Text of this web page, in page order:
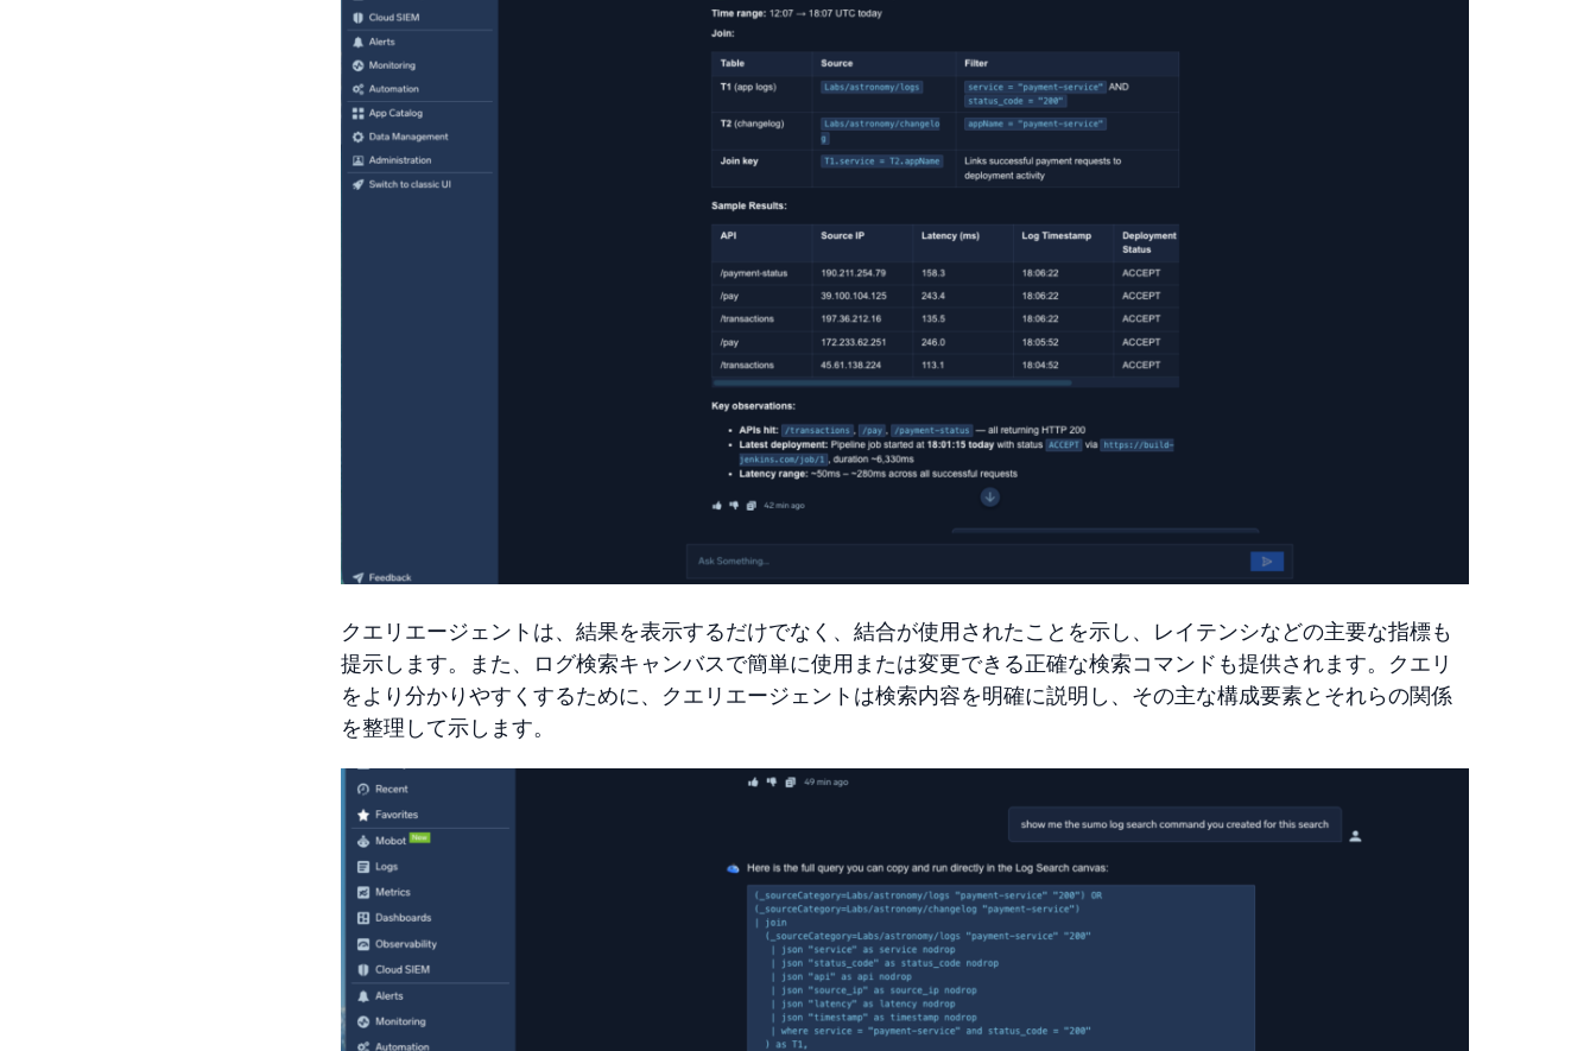
クエリエージェントは、結果を表示するだけでなく、結合が使用されたことを示し、レイテンシなどの主要な指標も
提示します。また、ログ検索キャンバスで簡単に使用または変更できる正確な検索コマンドも提供されます。クエリ
をより分かりやすくするために、クエリエージェントは検索内容を明確に説明し、その主な構成要素とそれらの関係
を整理して示します。